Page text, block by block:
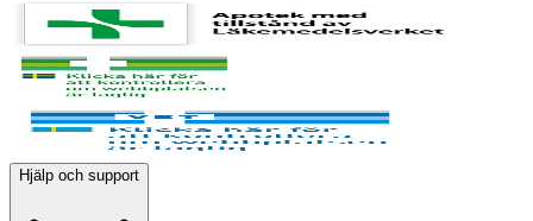
Hjälp och support